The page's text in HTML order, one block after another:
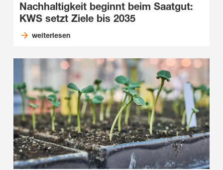
Nachhaltigkeit beginnt beim Saatgut:
KWS setzt Ziele bis 2035
weiterlesen